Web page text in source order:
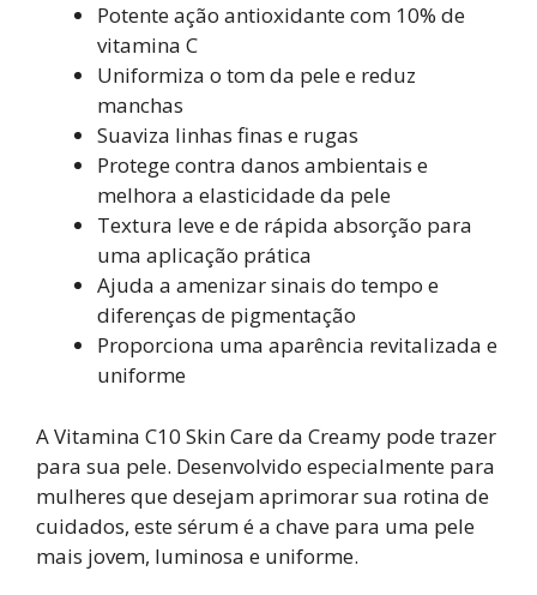
Potente ação antioxidante com 10% de
vitamina C
Uniformiza o tom da pele e reduz
manchas
Suaviza linhas finas e rugas
Protege contra danos ambientais e
melhora a elasticidade da pele
Textura leve e de rápida absorção para
uma aplicação prática
Ajuda a amenizar sinais do tempo e
diferenças de pigmentação
Proporciona uma aparência revitalizada e
uniforme
A Vitamina C10 Skin Care da Creamy pode trazer
para sua pele. Desenvolvido especialmente para
mulheres que desejam aprimorar sua rotina de
cuidados, este sérum é a chave para uma pele
mais jovem, luminosa e uniforme.